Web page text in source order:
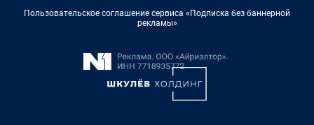
Пользовательское соглашение сервиса «Подписка без баннерной
рекламы»